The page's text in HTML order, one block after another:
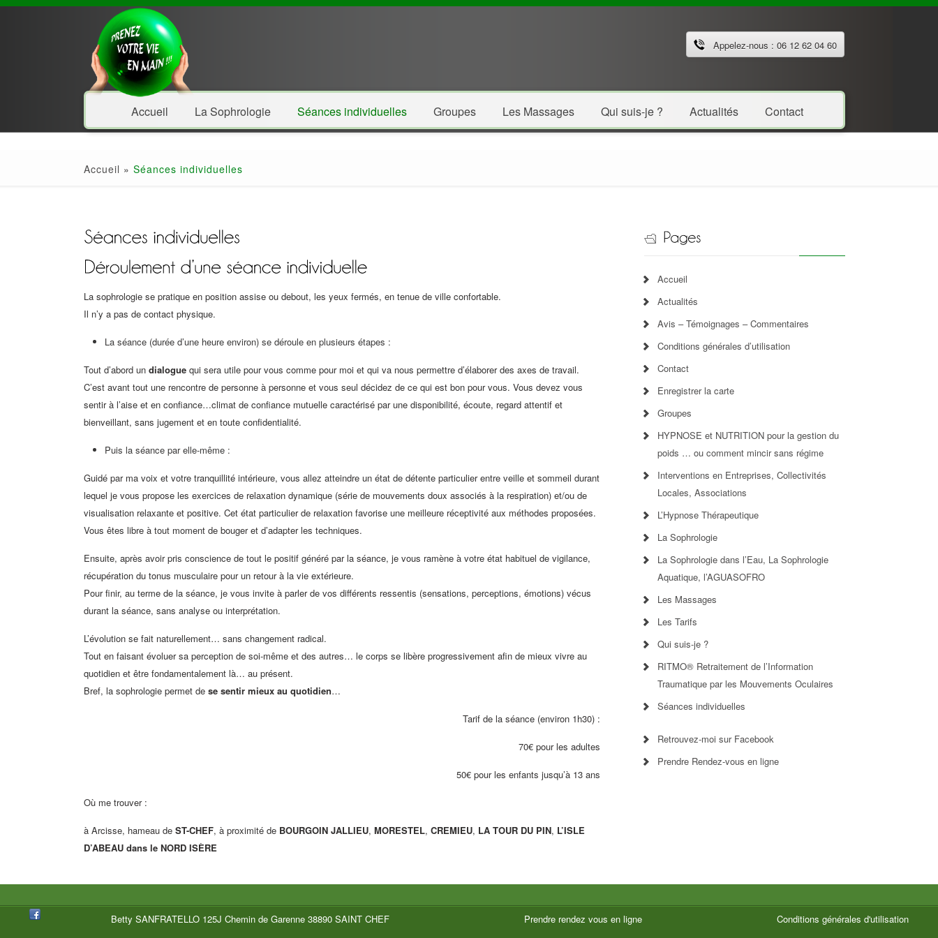
Appelez-nous : 06 12 62 04 60
Accueil La Sophrologie Séances individuelles Groupes Les Massages Qui suis-je ? Actualités Contact
Accueil » Séances individuelles
La sophrologie se pratique en position assise ou debout, les yeux fermés, en tenue de ville confortable.
Il n’y a pas de contact physique.
La séance (durée d’une heure environ) se déroule en plusieurs étapes :
Tout d’abord un dialoguequi sera utile pour vous comme pour moi et qui va nous permettre d’élaborer des axes de travail.
C’est avant tout une rencontre de personne à personne et vous seul décidez de ce qui est bon pour vous. Vous devez vous
sentir à l’aise et en confiance…climat de confiance mutuelle caractérisé par une disponibilité, écoute, regard attentif et
bienveillant, sans jugement et en toute confidentialité.
Puis la séance par elle-même :
Guidé par ma voix et votre tranquillité intérieure, vous allez atteindre un état de détente particulier entre veille et sommeil durant
lequel je vous propose les exercices de relaxation dynamique (série de mouvements doux associés à la respiration) et/ou de
visualisation relaxante et positive. Cet état particulier de relaxation favorise une meilleure réceptivité aux méthodes proposées.
Vous êtes libre à tout moment de bouger et d’adapter les techniques.
Ensuite, après avoir pris conscience de tout le positif généré par la séance, je vous ramène à votre état habituel de vigilance,
récupération du tonus musculaire pour un retour à la vie extérieure.
Pour finir, au terme de la séance, je vous invite à parler de vos différents ressentis (sensations, perceptions, émotions) vécus
durant la séance, sans analyse ou interprétation.
L’évolution se fait naturellement… sans changement radical.
Tout en faisant évoluer sa perception de soi-même et des autres… le corps se libère progressivement afin de mieux vivre au
quotidien et être fondamentalement là… au présent.
Bref, la sophrologie permet de se sentir mieux au quotidien…
Tarif de la séance (environ 1h30) :
70€ pour les adultes
50€ pour les enfants jusqu’à 13 ans
Où me trouver :
à Arcisse, hameau de ST-CHEF, à proximité de BOURGOIN JALLIEU, MORESTEL, CREMIEU, LA TOUR DU PIN, L’ISLE
D’ABEAU dans le NORD ISÈRE
Accueil
Actualités
Avis – Témoignages – Commentaires
Conditions générales d’utilisation
Contact
Enregistrer la carte
Groupes
HYPNOSE et NUTRITION pour la gestion du
poids … ou comment mincir sans régime
Interventions en Entreprises, Collectivités
Locales, Associations
L’Hypnose Thérapeutique
La Sophrologie
La Sophrologie dans l’Eau, La Sophrologie
Aquatique, l’AGUASOFRO
Les Massages
Les Tarifs
Qui suis-je ?
RITMO® Retraitement de l’Information
Traumatique par les Mouvements Oculaires
Séances individuelles
Retrouvez-moi sur Facebook
Prendre Rendez-vous en ligne
Betty SANFRATELLO 125J Chemin de Garenne 38890 SAINT CHEF Prendre rendez vous en ligne Conditions générales d'utilisation